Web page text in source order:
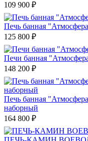
109 900 ₽
Печь банная
125 800 ₽
Печи банная
148 200 ₽
Печь банная
наборный
164 800 ₽